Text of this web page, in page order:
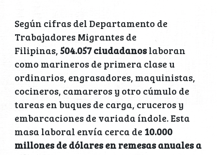
Según cifras del Departamento de
Trabajadores Migrantes de
Filipinas,504.057 ciudadanoslaboran
como marineros de primera clase u
ordinarios, engrasadores, maquinistas,
cocineros, camareros y otro cúmulo de
tareas en buques de carga, cruceros y
embarcaciones de variada índole. Esta
masa laboral envía cerca de 10.000
millones de dólares en remesas anuales a